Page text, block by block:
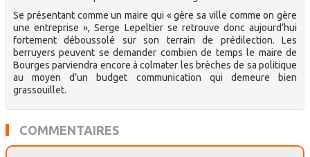
Se présentant comme un maire qui « gère sa ville comme on gère
une entreprise », Serge Lepeltier se retrouve donc aujourd’hui
fortement déboussolé sur son terrain de prédilection. Les
berruyers peuvent se demander combien de temps le maire de
Bourges parviendra encore à colmater les brèches de sa politique
au moyen d’un budget communication qui demeure bien
grassouillet.
COMMENTAIRES